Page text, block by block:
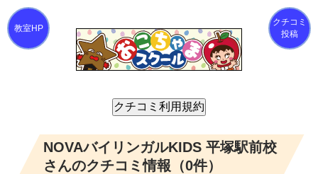
クチコミ
投稿
NOVAバイリンガルKIDS 平塚駅前校
さんのクチコミ情報（0件）